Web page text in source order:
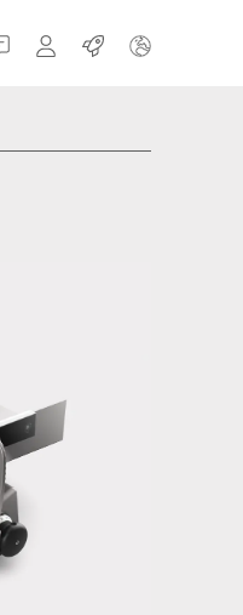
Kapcsolatfelvétel
MyBizerbaMunkahelyek